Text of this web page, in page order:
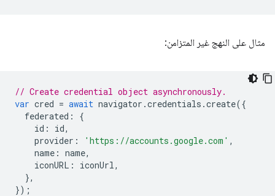
مثال على النهج غير المتزامن:
// Create credential object asynchronously.
var cred = await navigator .credentials .create({
federated :
{
id : id,
provider : 'https://accounts.google.com' ,
name : name,
iconURL : iconUrl,
},
});